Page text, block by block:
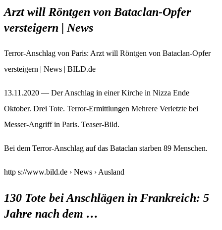
Arzt will Röntgen von Bataclan-Opfer
versteigern | News
Terror-Anschlag von Paris: Arzt will Röntgen von Bataclan-Opfer
versteigern | News | BILD.de
13.11.2020 — Der Anschlag in einer Kirche in Nizza Ende
Oktober. Drei Tote. Terror-Ermittlungen Mehrere Verletzte bei
Messer-Angriff in Paris. Teaser-Bild.
Bei dem Terror-Anschlag auf das Bataclan starben 89 Menschen.
http s://www.bild.de › News › Ausland
130 Tote bei Anschlägen in Frankreich: 5
Jahre nach dem …